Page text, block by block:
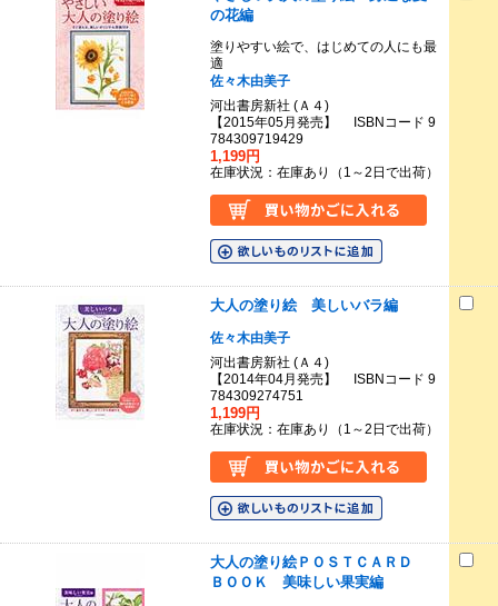
の花編
塗りやすい絵で、はじめての人にも最
適
佐々木由美子
河出書房新社 (Ａ４)
【2015年05月発売】 ISBNコード 9
784309719429
1,199円
在庫状況：在庫あり（1～2日で出荷）
大人の塗り絵 美しいバラ編
佐々木由美子
河出書房新社 (Ａ４)
【2014年04月発売】 ISBNコード 9
784309274751
1,199円
在庫状況：在庫あり（1～2日で出荷）
大人の塗り絵ＰＯＳＴＣＡＲＤ
ＢＯＯＫ 美味しい果実編